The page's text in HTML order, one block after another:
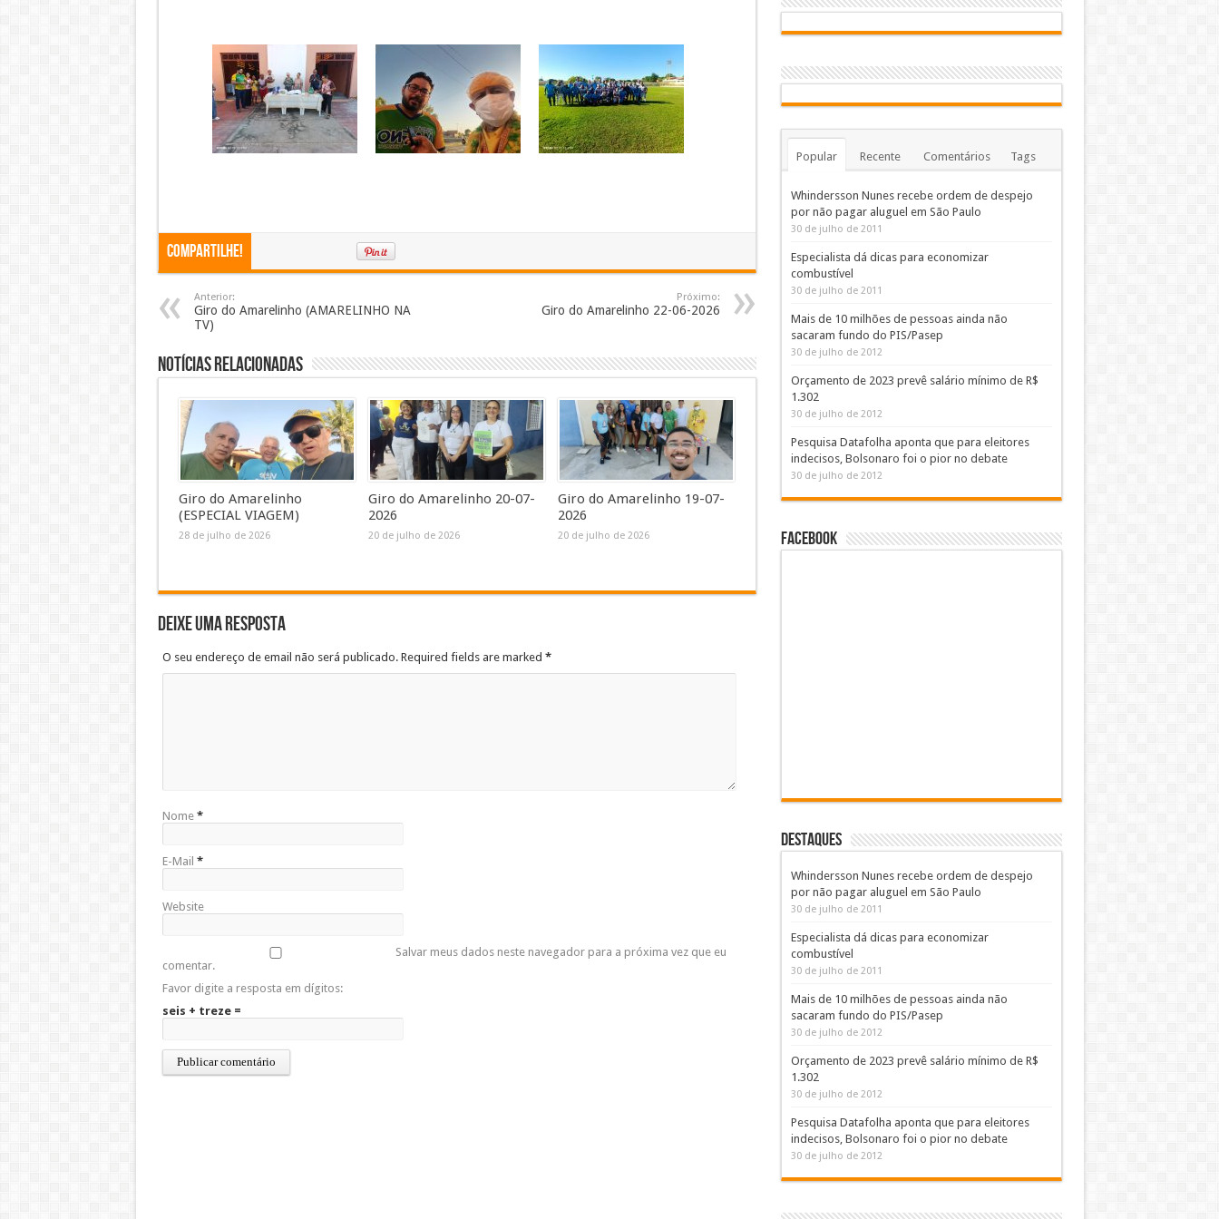
Compartilhe!
Anterior:
Giro do Amarelinho (AMARELINHO NA
TV)
Próximo:
Giro do Amarelinho 22-06-2026
Notícias Relacionadas
Giro do Amarelinho
(ESPECIAL VIAGEM)
28 de julho de 2026
Giro do Amarelinho 20-07-
2026
20 de julho de 2026
Giro do Amarelinho 19-07-
2026
20 de julho de 2026
Deixe uma resposta
O seu endereço de email não será publicado. Required fields are marked *
Nome *
E-Mail *
Website
Salvar meus dados neste navegador para a próxima vez que eu
comentar.
Favor digite a resposta em dígitos:
seis + treze =
Popular Recente Comentários Tags
Whindersson Nunes recebe ordem de despejo
por não pagar aluguel em São Paulo
30 de julho de 2011
Especialista dá dicas para economizar
combustível
30 de julho de 2011
Mais de 10 milhões de pessoas ainda não
sacaram fundo do PIS/Pasep
30 de julho de 2012
Orçamento de 2023 prevê salário mínimo de R$
1.302
30 de julho de 2012
Pesquisa Datafolha aponta que para eleitores
indecisos, Bolsonaro foi o pior no debate
30 de julho de 2012
Facebook
DESTAQUES
Whindersson Nunes recebe ordem de despejo
por não pagar aluguel em São Paulo
30 de julho de 2011
Especialista dá dicas para economizar
combustível
30 de julho de 2011
Mais de 10 milhões de pessoas ainda não
sacaram fundo do PIS/Pasep
30 de julho de 2012
Orçamento de 2023 prevê salário mínimo de R$
1.302
30 de julho de 2012
Pesquisa Datafolha aponta que para eleitores
indecisos, Bolsonaro foi o pior no debate
30 de julho de 2012